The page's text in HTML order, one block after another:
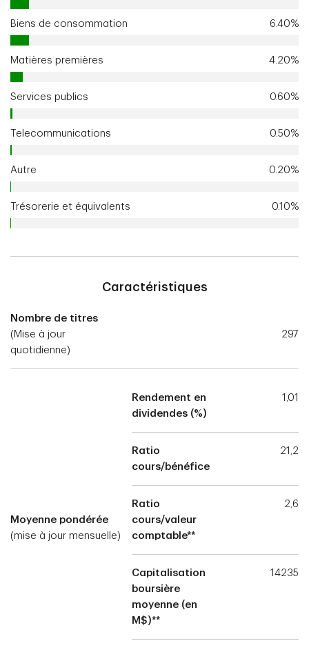
Biens de consommation 6.40%
Matières premières 4.20%
Services publics 0.60%
Telecommunications 0.50%
Autre 0.20%
Trésorerie et équivalents 0.10%
Caractéristiques
Nombre de titres
(Mise à jour
quotidienne)
297
Moyenne pondérée
(mise à jour mensuelle)
Rendement en
dividendes (%)
1,01
Ratio
cours/bénéfice
21,2
Ratio
cours/valeur
comptable**
2,6
Capitalisation
boursière
moyenne (en
M$)**
14235